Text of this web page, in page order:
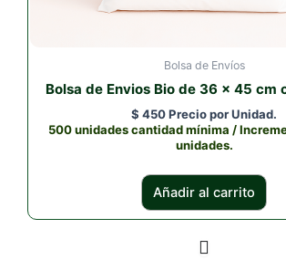
Bolsa de Envíos
Bolsa de Envios Bio de 36 x 45 cm
$ 450Precio por Unidad.
500 unidades cantidad mínima /
unidades.
Añadir al carrito